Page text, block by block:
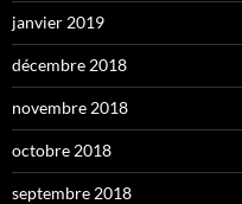
janvier 2019
décembre 2018
novembre 2018
octobre 2018
septembre 2018